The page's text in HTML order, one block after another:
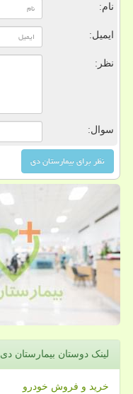
نام:
ایمیل:
نظر:
سوال:
لینک دوستان بیمارستان دی
خرید و فروش خودرو